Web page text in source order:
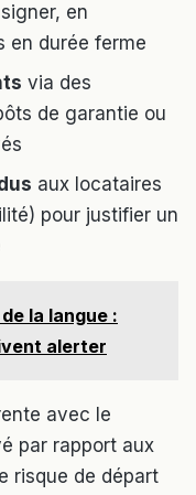
en
en durée ferme
via des
de garantie ou
aux locataires
pour justifier un
la langue :
alerter
avec le
par rapport aux
risque de départ